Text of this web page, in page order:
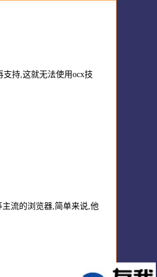
支持,这就无法使用ocx技
流的浏览器,简单来说,他